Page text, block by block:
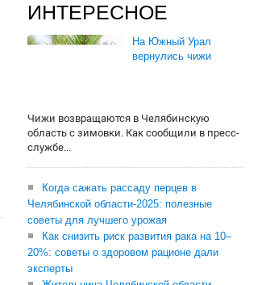
ИНТЕРЕСНОЕ
На Южный Урал
вернулись чижи
Чижи возвращаются в Челябинскую
область с зимовки. Как сообщили в пресс-
службе...
Когда сажать рассаду перцев в
Челябинской области-2025: полезные
советы для лучшего урожая
Как снизить риск развития рака на 10–
20%: советы о здоровом рационе дали
эксперты